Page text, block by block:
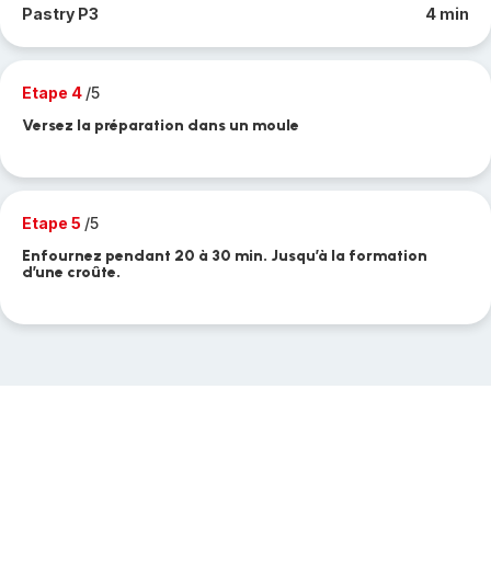
Pastry P3 4 min
Etape 4 /5
Versez la préparation dans un moule
Etape 5 /5
Enfournez pendant 20 à 30 min. Jusqu’à la formation
d’une croûte.